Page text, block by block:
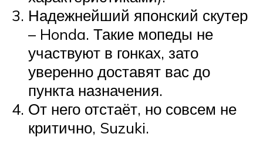
Надежнейший японский скутер
– Honda. Такие мопеды не
участвуют в гонках, зато
уверенно доставят вас до
пункта назначения.
От него отстаёт, но совсем не
критично, Suzuki.